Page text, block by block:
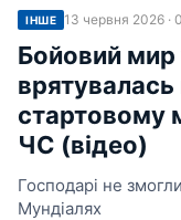
ІНШЕ 13 червня 2026 ·
Бойовий
врятувалась
стартовому
ЧС (відео)
Господарі не
Мундіалях